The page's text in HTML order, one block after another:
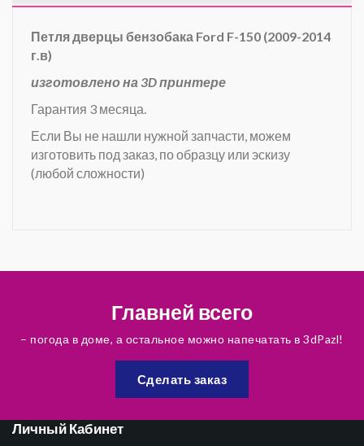
Петля дверцы бензобака Ford F-150 (2009-2014
г.в)
изготовлено на 3D принтере
Гарантия 3 месяца.
Если Вы не нашли нужной запчасти, можем
изготовить под заказ, по образцу или эскизу
(любой сложности)
Главней всего
– погода в доме, а остальное можно напечатать в 3dPazl!
Сделать заказ
Личный Кабинет